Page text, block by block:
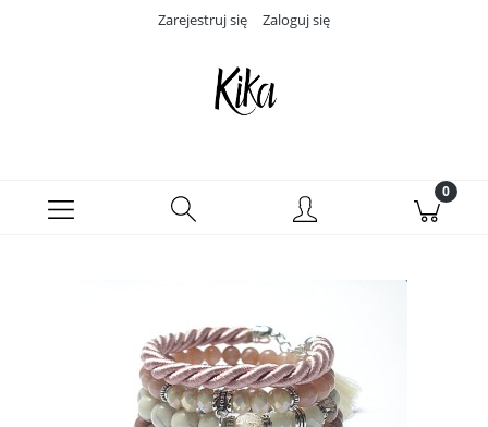
Zarejestruj się Zaloguj się